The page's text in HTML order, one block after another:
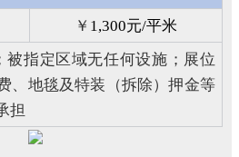
￥ 1,300元/平米
被指定区域无任何设施；展位
、地毯及特装（拆除）押金等
担